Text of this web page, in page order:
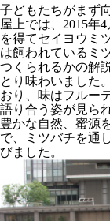
子どもたちがまず
屋上では、2015年
を得てセイヨウミ
は飼われているミ
つくられるかの解
とり味わいました
おり、味はフルー
語り合う姿が見ら
豊かな自然、蜜源
で、ミツバチを通
びました。